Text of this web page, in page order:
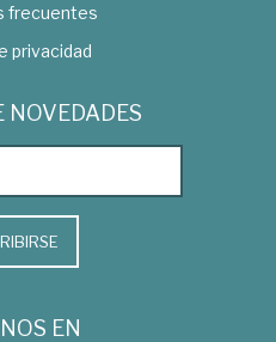
frecuentes
privacidad
NOVEDADES
EN